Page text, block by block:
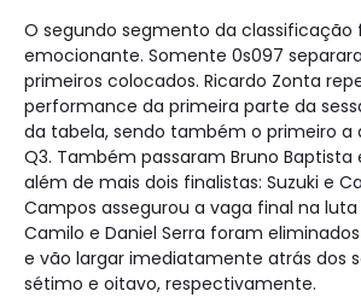
O segundo segmento da classificação
emocionante. Somente 0s097
primeiros colocados. Ricardo Zonta
performance da primeira parte da
da tabela, sendo também o primeiro a
Q3. Também passaram Bruno Baptista
além de mais dois finalistas: Suzuki e
Campos assegurou a vaga final na
Camilo e Daniel Serra foram
e vão largar imediatamente atrás dos
sétimo e oitavo, respectivamente.